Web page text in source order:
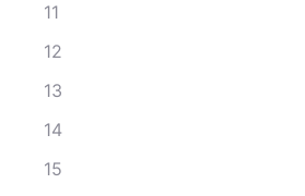
11
12
13
14
15